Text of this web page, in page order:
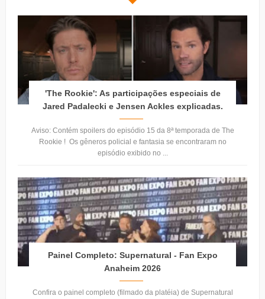
'The Rookie': As participações especiais de
Jared Padalecki e Jensen Ackles explicadas.
Aviso: Contém spoilers do episódio 15 da 8ª temporada de The
Rookie ! Os gêneros policial e fantasia se encontraram no
episódio exibido no ...
Painel Completo: Supernatural - Fan Expo
Anaheim 2026
Confira o painel completo (filmado da platéia) de Supernatural